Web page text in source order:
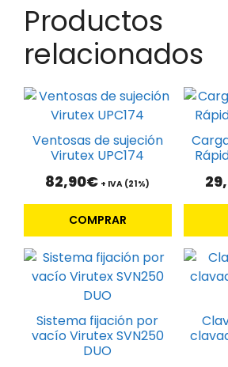
Productos
relacionados
Ventosas de sujeción
Virutex UPC174
82,90€ + IVA (21%)
COMPRAR
Sistema fijación por
vacío Virutex SVN250
DUO